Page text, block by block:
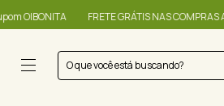
GRÁTIS NAS COMPRAS A PARTIR DE R$399